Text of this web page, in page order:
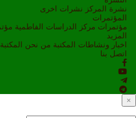
نشرة المركز نشرات اخرى
المؤتمرات
مؤتمرات مركز الدراسات الفاطمية
المزيد
اخبار ونشاطات
المكتبة من نحن
اتصل بنا
×